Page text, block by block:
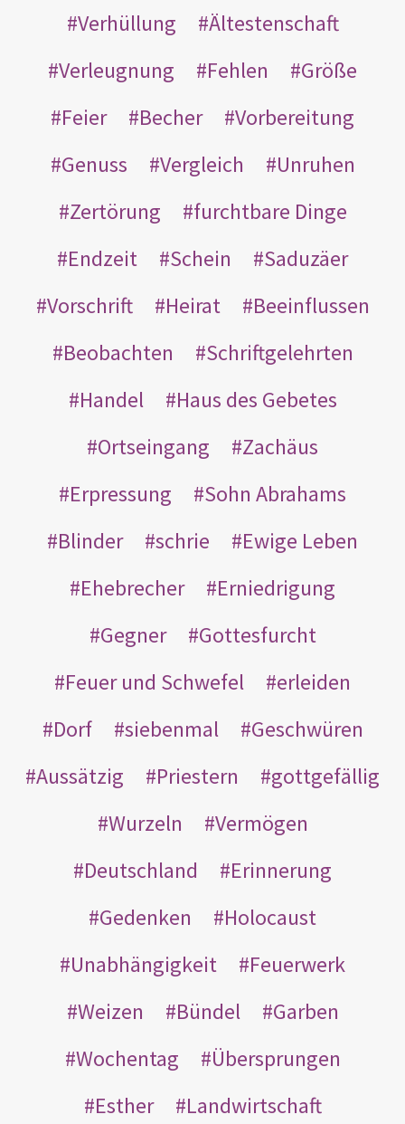
Verhüllung
Ältestenschaft
Verleugnung
Fehlen
Größe
Feier
Becher
Vorbereitung
Genuss
Vergleich
Unruhen
Zertörung
furchtbare Dinge
Endzeit
Schein
Saduzäer
Vorschrift
Heirat
Beeinflussen
Beobachten
Schriftgelehrten
Handel
Haus des Gebetes
Ortseingang
Zachäus
Erpressung
Sohn Abrahams
Blinder
schrie
Ewige Leben
Ehebrecher
Erniedrigung
Gegner
Gottesfurcht
Feuer und Schwefel
erleiden
Dorf
siebenmal
Geschwüren
Aussätzig
Priestern
gottgefällig
Wurzeln
Vermögen
Deutschland
Erinnerung
Gedenken
Holocaust
Unabhängigkeit
Feuerwerk
Weizen
Bündel
Garben
Wochentag
Übersprungen
Esther
Landwirtschaft